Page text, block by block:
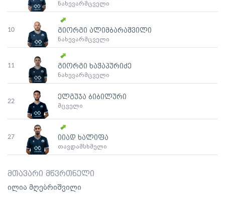
ნახევარმცველი
10 გიორგი ალიმბარაშვილი
ნახევარმცველი
11 გიორგი ხაჭაპურიძე
ნახევარმცველი
22
ელგუჯა ბიბილური
მცველი
27 იიად ხალიფა
თავდამსხმელი
მთავარი მწვრთნელი
ილია მღებრიშვილი